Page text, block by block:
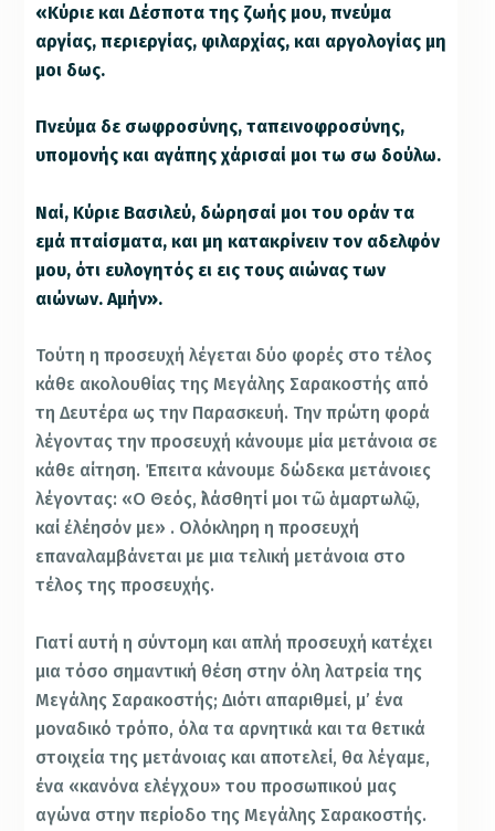
«Κύριε και Δέσποτα της ζωής μου, πνεύμα
αργίας, περιεργίας, φιλαρχίας, και αργολογίας μη
μοι δως.
Πνεύμα δε σωφροσύνης, ταπεινοφροσύνης,
υπομονής και αγάπης χάρισαί μοι τω σω δούλω.
Ναί, Κύριε Βασιλεύ, δώρησαί μοι του οράν τα
εμά πταίσματα, και μη κατακρίνειν τον αδελφόν
μου, ότι ευλογητός ει εις τους αιώνας των
αιώνων. Αμήν».
Τούτη η προσευχή λέγεται δύο φορές στο τέλος
κάθε ακολουθίας της Μεγάλης Σαρακοστής από
τη Δευτέρα ως την Παρασκευή. Την πρώτη φορά
λέγοντας την προσευχή κάνουμε μία μετάνοια σε
κάθε αίτηση. Έπειτα κάνουμε δώδεκα μετάνοιες
λέγοντας: «Ο Θεός, ἱλάσθητί μοι τῶ ἁμαρτωλῷ,
καί ἐλέησόν με» . Ολόκληρη η προσευχή
επαναλαμβάνεται με μια τελική μετάνοια στο
τέλος της προσευχής.
Γιατί αυτή η σύντομη και απλή προσευχή κατέχει
μια τόσο σημαντική θέση στην όλη λατρεία της
Μεγάλης Σαρακοστής; Διότι απαριθμεί, μ’ ένα
μοναδικό τρόπο, όλα τα αρνητικά και τα θετικά
στοιχεία της μετάνοιας και αποτελεί, θα λέγαμε,
ένα «κανόνα ελέγχου» του προσωπικού μας
αγώνα στην περίοδο της Μεγάλης Σαρακοστής.